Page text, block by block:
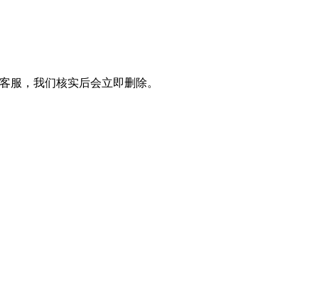
服，我们核实后会立即删除。